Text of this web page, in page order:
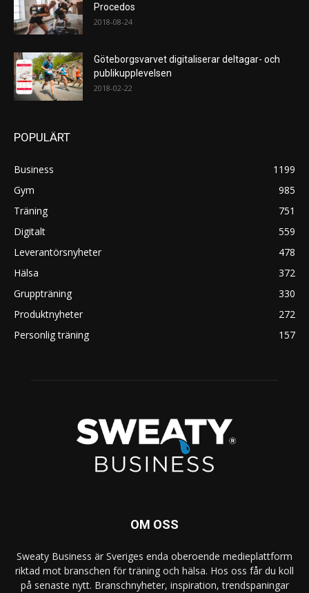
Procedos
2018-08-24
Göteborgsvarvet digitaliserar deltagar- och
publikupplevelsen
2018-02-22
POPULÄRT
Business
1199
Gym
985
Träning
751
Digitalt
559
Leverantörsnyheter
478
Hälsa
372
Gruppträning
330
Produktnyheter
272
Personlig träning
157
OM OSS
Sweaty Business är Sveriges enda oberoende medieplattform
riktad mot branschen för träning och hälsa. Hos oss får du koll
på senaste nytt. Branschnyheter, inspiration, trendspaningar